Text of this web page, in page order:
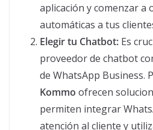
aplicación y comenzar a
automáticas a tus
Elegir tu Chatbot: Es
proveedor de chatbot
de WhatsApp Business.
Kommo ofrecen
permiten integrar
atención al cliente y